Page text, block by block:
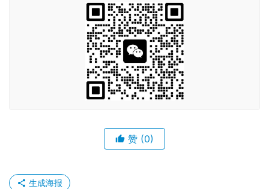
赞 (0)
生成海报